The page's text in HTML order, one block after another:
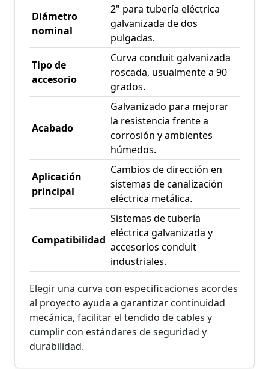
Diámetro
nominal
2" para tubería eléctrica
galvanizada de dos
pulgadas.
Tipo de
accesorio
Curva conduit galvanizada
roscada, usualmente a 90
grados.
Acabado
Galvanizado para mejorar
la resistencia frente a
corrosión y ambientes
húmedos.
Aplicación
principal
Cambios de dirección en
sistemas de canalización
eléctrica metálica.
Compatibilidad
Sistemas de tubería
eléctrica galvanizada y
accesorios conduit
industriales.
Elegir una curva con especificaciones acordes
al proyecto ayuda a garantizar continuidad
mecánica, facilitar el tendido de cables y
cumplir con estándares de seguridad y
durabilidad.